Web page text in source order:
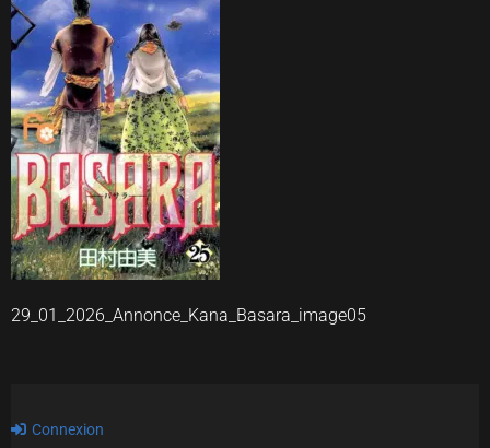
29_01_2026_Annonce_Kana_Basara_image05
Connexion